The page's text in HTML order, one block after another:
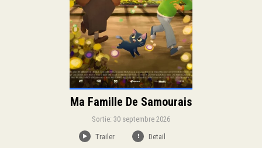
Ma Famille De Samourais
Sortie: 30 septembre 2026
Trailer
Detail